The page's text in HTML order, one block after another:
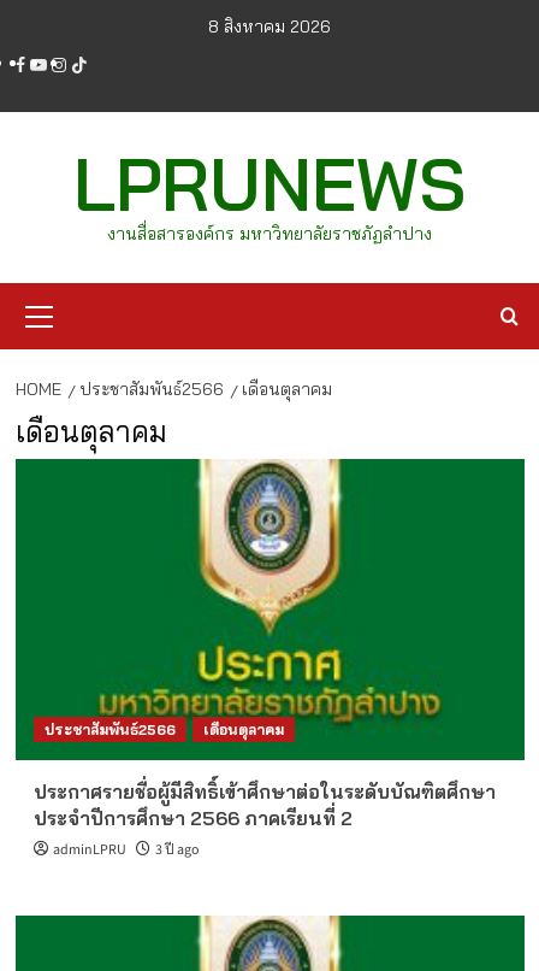
content
8 สิงหาคม 2026
facebook
youtube
instagram
tiktok
LPRUNEWS
งานสื่อสารองค์กร มหาวิทยาลัยราชภัฏลำปาง
Menu
HOME ประชาสัมพันธ์2566 เดือนตุลาคม
เดือนตุลาคม
ประชาสัมพันธ์2566 เดือนตุลาคม
ประกาศรายชื่อผู้มีสิทธิ์เข้าศึกษาต่อในระดับบัณฑิตศึกษา
ประจำปีการศึกษา 2566 ภาคเรียนที่ 2
adminLPRU 3 ปี ago